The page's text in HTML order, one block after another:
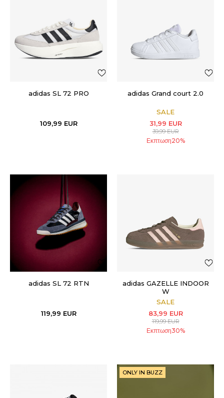
adidas SL 72 PRO
109,99 EUR
adidas Grand court 2.0
SALE
31,99 EUR
39,99EUR
Εκπτωση20%
adidas SL 72 RTN
119,99 EUR
adidas GAZELLE INDOOR
W
SALE
83,99 EUR
119,99EUR
Εκπτωση30%
ONLY IN BUZZ